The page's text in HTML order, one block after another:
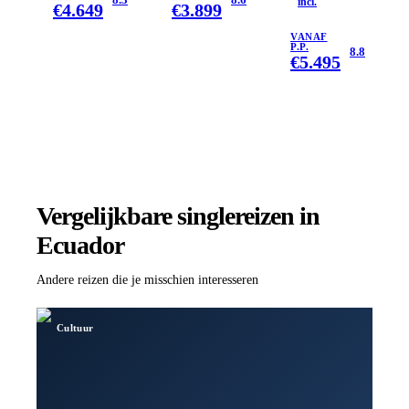
€4.649 €3.899
VANAF
P.P.
€5.495 8.8
Vergelijkbare singlereizen in
Ecuador
Andere reizen die je misschien interesseren
Cultuur